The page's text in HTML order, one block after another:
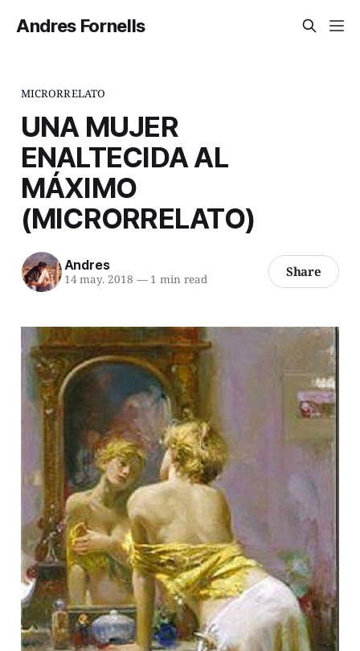
Andres Fornells
MICRORRELATO
UNA MUJER
ENALTECIDA AL
MÁXIMO
(MICRORRELATO)
Andres
14 may. 2018 —1 min read Share